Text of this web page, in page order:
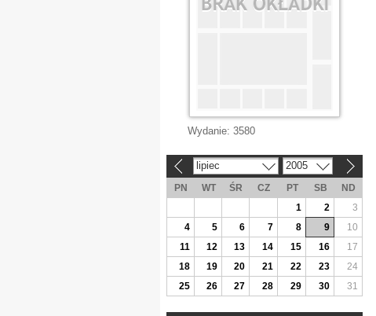
Wydanie: 3580
lipiec 2005
PN WT ŚR CZ PT SB
ND
1
2
3
4
5 6 7 8 9
10
11
12 13 14 15 16
17
18
19 20 21 22 23
24
25
26 27 28 29 30 31